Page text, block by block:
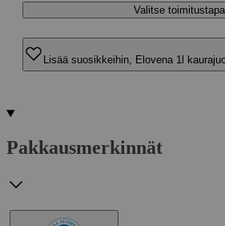
Valitse toimitustapa
Lisää suosikkeihin, Elovena 1l
Pakkausmerkinnät